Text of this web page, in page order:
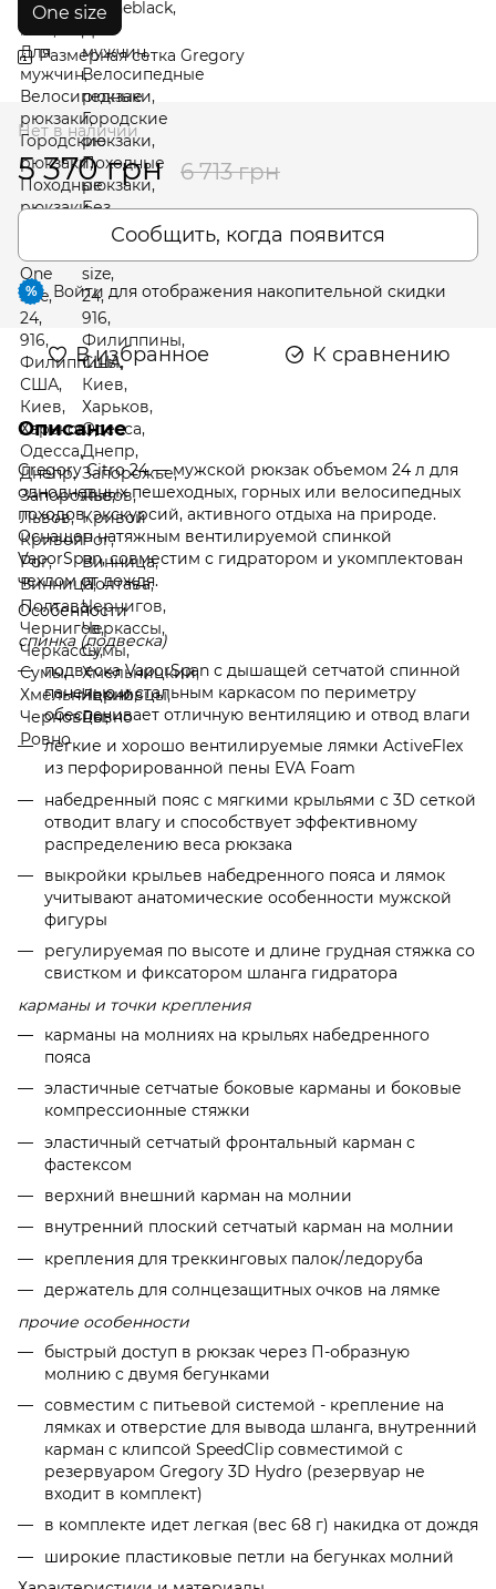
One size
Размерная сетка Gregory
Нет в наличии
5 370 грн 6 713 грн
Сообщить, когда появится
% Войти для отображения накопительной скидки
В избранное К сравнению
Описание
Gregory Citro 24 — мужской рюкзак объемом 24 л для
однодневных пешеходных, горных или велосипедных
походов, экскурсий, активного отдыха на природе.
Оснащен натяжным вентилируемой спинкой
VaporSpan, совместим с гидратором и укомплектован
чехлом от дождя.
Особенности
спинка (подвеска)
подвеска VaporSpan с дышащей сетчатой ​​спинной
панелью и стальным каркасом по периметру
обеспечивает отличную вентиляцию и отвод влаги
легкие и хорошо вентилируемые лямки ActiveFlex
из перфорированной пены EVA Foam
набедренный пояс с мягкими крыльями с 3D сеткой
отводит влагу и способствует эффективному
распределению веса рюкзака
выкройки крыльев набедренного пояса и лямок
учитывают анатомические особенности мужской
фигуры
регулируемая по высоте и длине грудная стяжка со
свистком и фиксатором шланга гидратора
карманы и точки крепления
карманы на молниях на крыльях набедренного
пояса
эластичные сетчатые боковые карманы и боковые
компрессионные стяжки
эластичный сетчатый фронтальный карман с
фастексом
верхний внешний карман на молнии
внутренний плоский сетчатый карман на молнии
крепления для треккинговых палок/ледоруба
держатель для солнцезащитных очков на лямке
прочие особенности
быстрый доступ в рюкзак через П-образную
молнию с двумя бегунками
совместим с питьевой системой - крепление на
лямках и отверстие для вывода шланга, внутренний
карман с клипсой SpeedClip совместимой с
резервуаром Gregory 3D Hydro (резервуар не
входит в комплект)
в комплекте идет легкая (вес 68 г) накидка от дождя
широкие пластиковые петли на бегунках молний